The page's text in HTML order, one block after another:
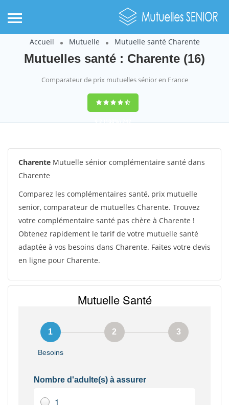
Accueil Mutuelle Mutuelle santé Charente
Mutuelles santé : Charente (16)
Comparateur de prix mutuelles sénior en France
9,2(100%)242
Charente Mutuelle sénior complémentaire santé dans
Charente
Comparez les complémentaires santé, prix mutuelle
senior, comparateur de mutuelles Charente. Trouvez
votre complémentaire santé pas chère à Charente !
Obtenez rapidement le tarif de votre mutuelle santé
adaptée à vos besoins dans Charente. Faites votre devis
en ligne pour Charente.